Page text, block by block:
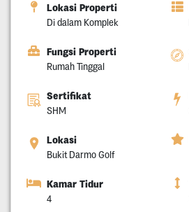
Lokasi Properti
Di dalam Komplek
Fungsi Properti
Rumah Tinggal
Sertifikat
SHM
Lokasi
Bukit Darmo Golf
Kamar Tidur
4